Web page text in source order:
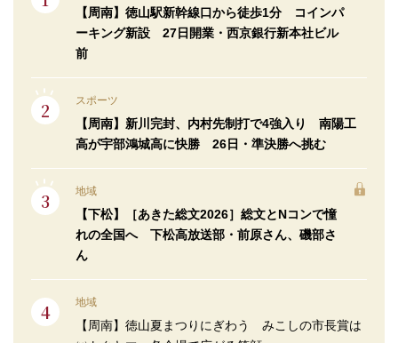
【周南】徳山駅新幹線口から徒歩1分 コインパ
ーキング新設 27日開業・西京銀行新本社ビル
前
スポーツ
【周南】新川完封、内村先制打で4強入り 南陽工
高が宇部鴻城高に快勝 26日・準決勝へ挑む
地域
【下松】［あきた総文2026］総文とNコンで憧
れの全国へ 下松高放送部・前原さん、磯部さ
ん
地域
【周南】徳山夏まつりにぎわう みこしの市長賞は